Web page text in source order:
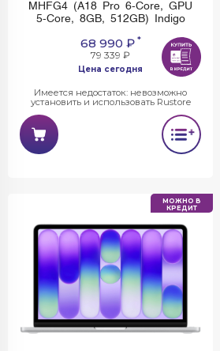
MHFG4 (A18 Pro 6-Core, GPU
5-Core, 8GB, 512GB) Indigo
68 990 ₽*
79 339 ₽
Цена сегодня
Имеется недостаток: невозможно
установить и использовать Rustore
МОЖНО В
КРЕДИТ